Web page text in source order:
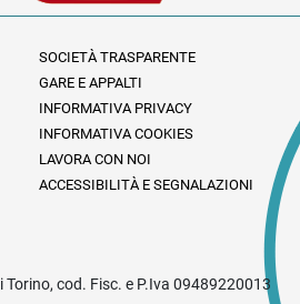
SOCIETÀ TRASPARENTE
GARE E APPALTI
INFORMATIVA PRIVACY
INFORMATIVA COOKIES
LAVORA CON NOI
ACCESSIBILITÀ E SEGNALAZIONI
cod. Fisc. e P.Iva 09489220013